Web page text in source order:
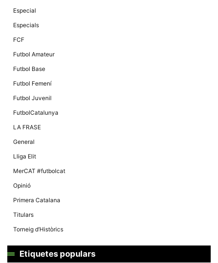
Especial
Especials
FCF
Futbol Amateur
Futbol Base
Futbol Femení
Futbol Juvenil
FutbolCatalunya
LA FRASE
General
Lliga Elit
MerCAT #futbolcat
Opinió
Primera Catalana
Titulars
Torneig d’Històrics
Etiquetes populars